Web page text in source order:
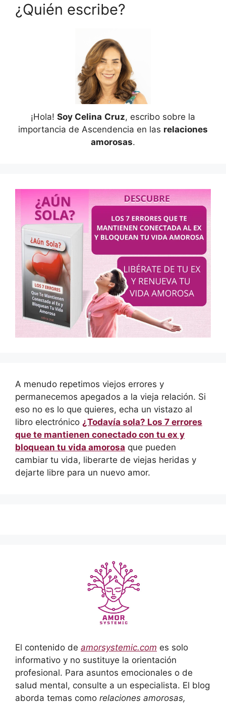
¿Quién escribe?
¡Hola! Soy Celina Cruz, escribo sobre la
importancia de Ascendencia en las relaciones
amorosas.
A menudo repetimos viejos errores y
permanecemos apegados a la vieja relación. Si
eso no es lo que quieres, echa un vistazo al
libro electrónico ¿Todavía sola? Los 7 errores
que te mantienen conectado con tu ex y
bloquean tu vida amorosa que pueden
cambiar tu vida, liberarte de viejas heridas y
dejarte libre para un nuevo amor.
El contenido de amorsystemic.com es solo
informativo y no sustituye la orientación
profesional. Para asuntos emocionales o de
salud mental, consulte a un especialista. El blog
aborda temas como relaciones amorosas,